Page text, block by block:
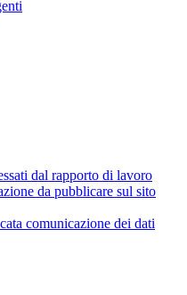
dal rapporto di lavoro
da pubblicare sul sito
comunicazione dei dati